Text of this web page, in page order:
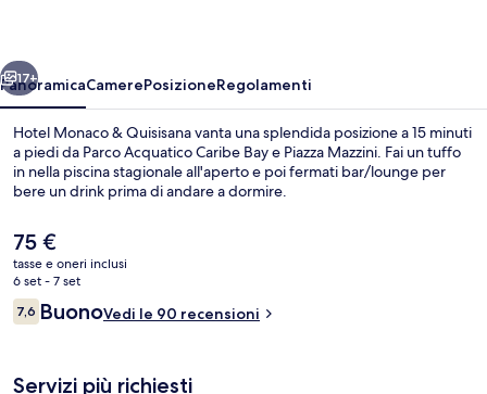
Piscina stagionale all'aperto
Avanti
17+
PanoramicaCamerePosizioneRegolamenti
Hotel Monaco & Quisisana vanta una splendida posizione a 15 minuti
a piedi da Parco Acquatico Caribe Bay e Piazza Mazzini. Fai un tuffo
in nella piscina stagionale all'aperto e poi fermati bar/lounge per
bere un drink prima di andare a dormire.
Il
prezzo
attuale
è
75 €
75 €
tasse e oneri inclusi
6 set - 7 set
Recensioni
7,67,6 su 10
BuonoVedi le 90 recensioni
Servizi più richiesti